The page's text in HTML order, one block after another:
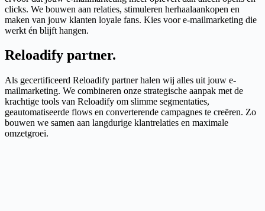
clicks. We bouwen aan relaties, stimuleren herhaalaankopen en
maken van jouw klanten loyale fans. Kies voor e-mailmarketing die
werkt én blijft hangen.
Reloadify partner.
Als gecertificeerd Reloadify partner halen wij alles uit jouw e-
mailmarketing. We combineren onze strategische aanpak met de
krachtige tools van Reloadify om slimme segmentaties,
geautomatiseerde flows en converterende campagnes te creëren. Zo
bouwen we samen aan langdurige klantrelaties en maximale
omzetgroei.